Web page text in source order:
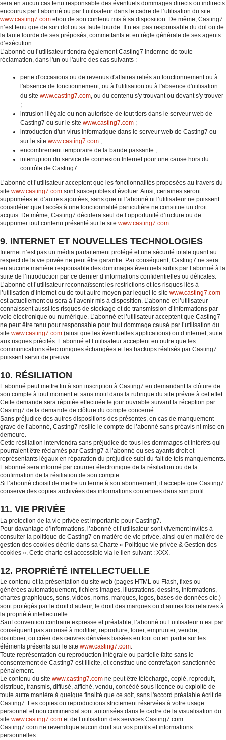
sera en aucun cas tenu responsable des éventuels dommages directs ou indirects
encourus par l’abonné ou par l’utilisateur dans le cadre de l’utilisation du site
www.casting7.com et/ou de son contenu mis à sa disposition. De même, Casting7
n’est tenu que de son dol ou sa faute lourde. Il n’est pas responsable du dol ou de
la faute lourde de ses préposés, commettants et en règle générale de ses agents
d’exécution.
L’abonné ou l’utilisateur tiendra également Casting7 indemne de toute
réclamation, dans l'un ou l'autre des cas suivants :
perte d'occasions ou de revenus d'affaires reliés au fonctionnement ou à
l'absence de fonctionnement, ou à l'utilisation ou à l'absence d'utilisation
du site www.casting7.com , ou du contenu s'y trouvant ou devant s'y trouver
;
intrusion illégale ou non autorisée de tout tiers dans le serveur web de
Casting7 ou sur le site www.casting7.com ;
introduction d'un virus informatique dans le serveur web de Casting7 ou
sur le site www.casting7.com ;
encombrement temporaire de la bande passante ;
interruption du service de connexion Internet pour une cause hors du
contrôle de Casting7.
L’abonné et l’utilisateur acceptent que les fonctionnalités proposées au travers du
site www.casting7.com sont susceptibles d’évoluer. Ainsi, certaines seront
supprimées et d’autres ajoutées, sans que ni l’abonné ni l’utilisateur ne puissent
considérer que l’accès à une fonctionnalité particulière ne constitue un droit
acquis. De même, Casting7 décidera seul de l’opportunité d’inclure ou de
supprimer tout contenu présenté sur le site www.casting7.com
9. INTERNET ET NOUVELLES TECHNOLOGIES
Internet n’est pas un média parfaitement protégé et une sécurité totale quant au
respect de la vie privée ne peut être garantie. Par conséquent, Casting7 ne sera
en aucune manière responsable des dommages éventuels subis par l’abonné à la
suite de l’introduction par ce dernier d’informations confidentielles ou délicates.
L’abonné et l’utilisateur reconnaîssent les restrictions et les risques liés à
l’utilisation d’internet ou de tout autre moyen par lequel le site www.casting7.com
est actuellement ou sera à l’avenir mis à disposition. L’abonné et l’utilisateur
connaissent aussi les risques de stockage et de transmission d’informations par
voie électronique ou numérique. L’abonné et l’utilisateur acceptent que Casting7
ne peut être tenu pour responsable pour tout dommage causé par l’utilisation du
site www.casting7.com (ainsi que les éventuelles applications) ou d’internet, suite
aux risques précités. L’abonné et l’utilisateur acceptent en outre que les
communications électroniques échangées et les backups réalisés par Casting7
puissent servir de preuve.
10. RÉSILIATION
L’abonné peut mettre fin à son inscription à Casting7 en demandant la clôture de
son compte à tout moment et sans motif dans la rubrique du site prévue à cet effet.
Cette demande sera réputée effectuée le jour ouvrable suivant la réception par
Casting7 de la demande de clôture du compte concerné.
Sans préjudice des autres dispositions des présentes, en cas de manquement
grave de l’abonné, Casting7 résilie le compte de l’abonné sans préavis ni mise en
demeure.
Cette résiliation interviendra sans préjudice de tous les dommages et intérêts qui
pourraient être réclamés par Casting7 à l’abonné ou ses ayants droit et
représentants légaux en réparation du préjudice subi du fait de tels manquements.
L’abonné sera informé par courrier électronique de la résiliation ou de la
confirmation de la résiliation de son compte.
Si l’abonné choisit de mettre un terme à son abonnement, il accepte que Casting7
conserve des copies archivées des informations contenues dans son profil.
11. VIE PRIVÉE
La protection de la vie privée est importante pour Casting7.
Pour davantage d’informations, l’abonné et l’utilisateur sont vivement invités à
consulter la politique de Casting7 en matière de vie privée, ainsi qu’en matière de
gestion des cookies décrite dans sa Charte « Politique vie privée & Gestion des
cookies ». Cette charte est accessible via le lien suivant : XXX.
12. PROPRIÉTÉ INTELLECTUELLE
Le contenu et la présentation du site web (pages HTML ou Flash, fixes ou
générées automatiquement, fichiers images, illustrations, dessins, informations,
chartes graphiques, sons, vidéos, noms, marques, logos, bases de données etc.)
sont protégés par le droit d’auteur, le droit des marques ou d’autres lois relatives à
la propriété intellectuelle.
Sauf convention contraire expresse et préalable, l’abonné ou l’utilisateur n’est par
conséquent pas autorisé à modifier, reproduire, louer, emprunter, vendre,
distribuer, ou créer des œuvres dérivées basées en tout ou en partie sur les
éléments présents sur le site www.casting7.com.
Toute représentation ou reproduction intégrale ou partielle faite sans le
consentement de Casting7 est illicite, et constitue une contrefaçon sanctionnée
pénalement.
Le contenu du site www.casting7.com ne peut être téléchargé, copié, reproduit,
distribué, transmis, diffusé, affiché, vendu, concédé sous licence ou exploité de
toute autre manière à quelque finalité que ce soit, sans l'accord préalable écrit de
Casting7. Les copies ou reproductions strictement réservées à votre usage
personnel et non commercial sont autorisées dans le cadre de la visualisation du
site www.casting7.com et de l’utilisation des services Casting7.com.
Casting7.com ne revendique aucun droit sur vos profils et informations
personnelles.